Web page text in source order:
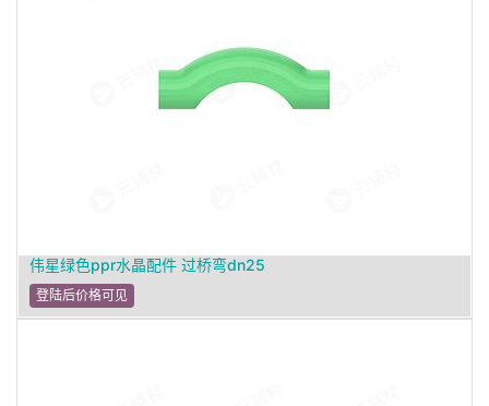
伟星绿色ppr水晶配件 过桥弯dn25
登陆后价格可见